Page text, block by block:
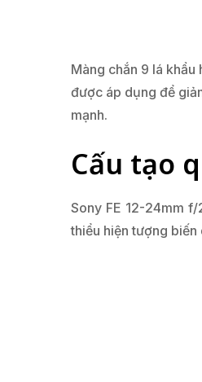
Màng chắn 9 lá khẩu
được áp dụng để
mạnh.
Cấu tạo
Sony FE 12-24mm
thiểu hiện tượng